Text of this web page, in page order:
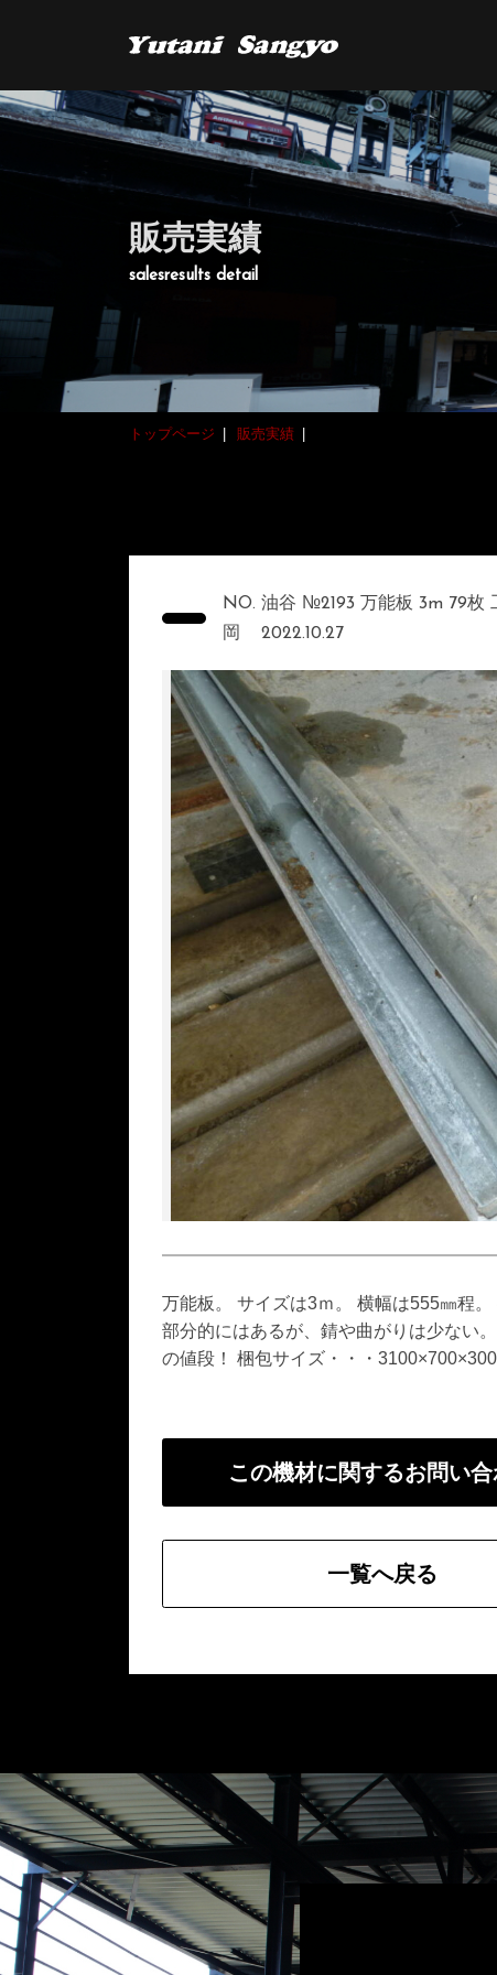
販売実績
salesresults detail
トップページ 販売実績
NO. 油谷 №2193 万能板 3m 79枚
岡
2022.10.27
万能板。 サイズは3ｍ。 横幅は555㎜程
部分的にはあるが、錆や曲がりは少ない
の値段！ 梱包サイズ・・・
この機材に関するお問い
一覧へ戻る